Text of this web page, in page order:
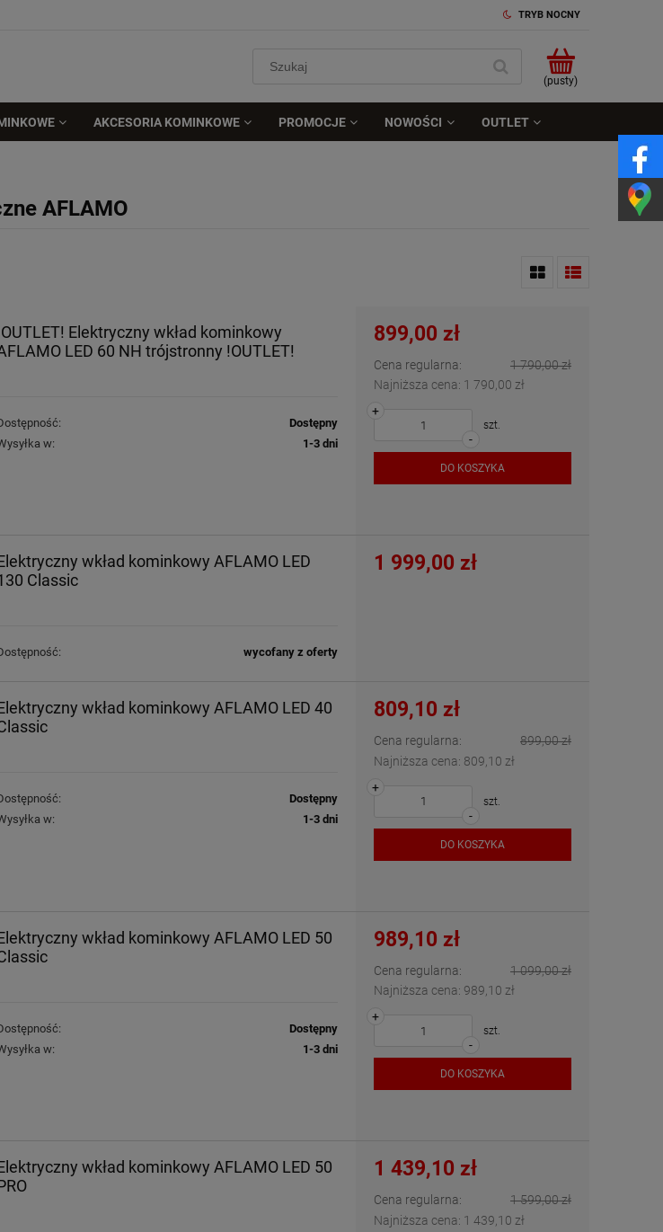
TRYB NOCNY
(pusty)
AKCESORIA KOMINKOWE PROMOCJE NOWOŚCI OUTLET
AFLAMO
Elektryczny wkład kominkowy
LED 60 NH trójstronny !OUTLET!
Dostępny
w:
1-3 dni
899,00 zł
Cena regularna:
1 790,00 zł
Najniższa cena: 1 790,00 zł
-
+
szt.
DO KOSZYKA
wkład kominkowy AFLAMO LED
Classic
wycofany z oferty
1 999,00 zł
wkład kominkowy AFLAMO LED 40
Dostępny
w:
1-3 dni
809,10 zł
Cena regularna:
899,00 zł
Najniższa cena: 809,10 zł
-
+
szt.
DO KOSZYKA
wkład kominkowy AFLAMO LED 50
Dostępny
w:
1-3 dni
989,10 zł
Cena regularna:
1 099,00 zł
Najniższa cena: 989,10 zł
-
+
szt.
DO KOSZYKA
wkład kominkowy AFLAMO LED 50
1 439,10 zł
Cena regularna:
1 599,00 zł
Najniższa cena: 1 439,10 zł